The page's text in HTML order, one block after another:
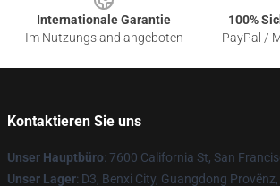
Internationale Garantie
Im Nutzungsland angeboten
100%
PayPal /
Kontaktieren Sie uns
Unser Hauptbüro: 7600 California St, San
Unser Lager: D3, Benxi City, Guangdong Provënz,